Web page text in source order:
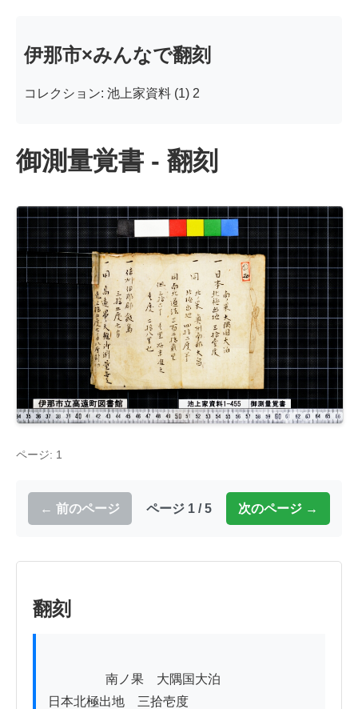
伊那市×みんなで翻刻
コレクション: 池上家資料 (1) 2
御測量覚書 - 翻刻
ページ: 1
← 前のページ ページ 1 / 5 次のページ →
翻刻
日本北極出地　三拾壱度